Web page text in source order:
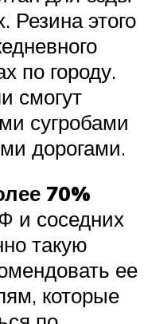
Резина этого
по городу.
смогут
сугробами
дорогами.
70%
и соседних
такую
ее
которые